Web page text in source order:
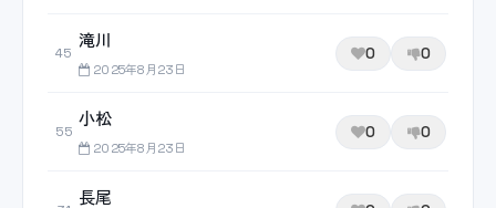
45
滝川
2025年8月23日
0 0
55
小松
2025年8月23日
0 0
長尾